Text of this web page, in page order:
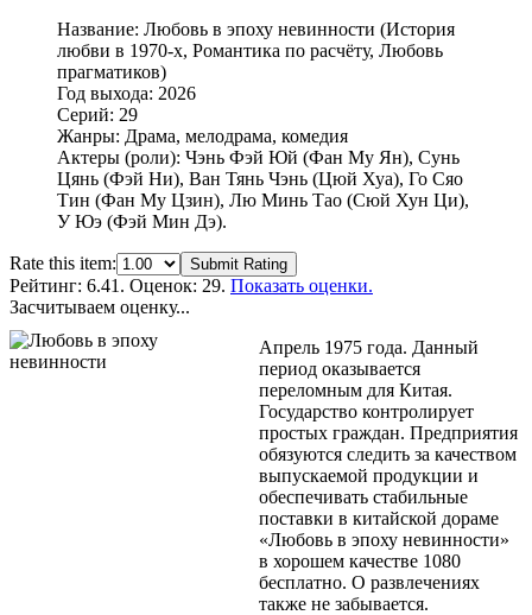
Название: Любовь в эпоху невинности (История
любви в 1970-х, Романтика по расчёту, Любовь
прагматиков)
Год выхода: 2026
Серий: 29
Жанры: Драма, мелодрама, комедия
Актеры (роли): Чэнь Фэй Юй (Фан Му Ян), Сунь
Цянь (Фэй Ни), Ван Тянь Чэнь (Цюй Хуа), Го Сяо
Тин (Фан Му Цзин), Лю Минь Тао (Сюй Хун Ци),
У Юэ (Фэй Мин Дэ).
Rate this item: Submit Rating
Рейтинг: 6.41 . Оценок: 29. Показать оценки.
Засчитываем оценку...
Апрель 1975 года. Данный
период оказывается
переломным для Китая.
Государство контролирует
простых граждан. Предприятия
обязуются следить за качеством
выпускаемой продукции и
обеспечивать стабильные
поставки в китайской дораме
«Любовь в эпоху невинности»
в хорошем качестве 1080
бесплатно. О развлечениях
также не забывается.